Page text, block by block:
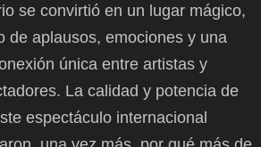
se convirtió en un lugar mágico,
de aplausos, emociones y una
única entre artistas y
La calidad y potencia de
espectáculo internacional